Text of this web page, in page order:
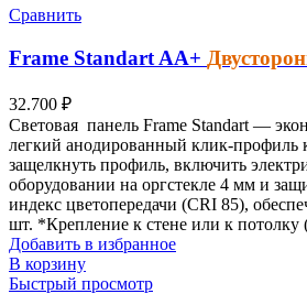
Сравнить
Frame Standart AА+
32.700 ₽
Световая панель Frame Standart —
легкий анодированный клик-профиль
защелкнуть профиль, включить
оборудовании на оргстекле 4 мм и
индекс цветопередачи (CRI 85),
шт. *Крепление к стене или к потолку
Добавить в избранное
В корзину
Быстрый просмотр